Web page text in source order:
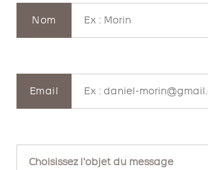
Nom
Email